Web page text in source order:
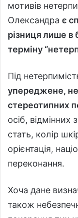
мотивів
Олександра є
різниця лише в
терміну
Під
упереджене,
стереотипних
осіб,
стать, колір
орієнтація,
переконання.
Хоча дане
також